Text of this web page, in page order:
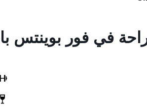
في فور بوينتس